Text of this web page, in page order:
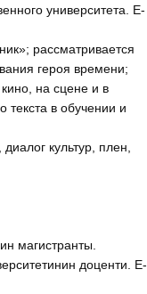
университета. E-
рассматривается
героя времени;
на сцене и в
текста в обучении и
культур, плен,
магистранты.
доценти. E-